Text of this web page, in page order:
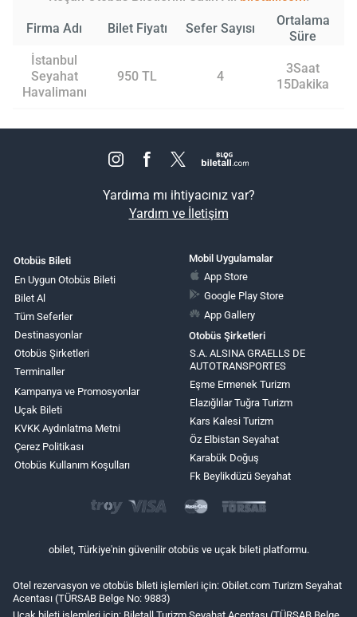
Firma Adı Bilet Fiyatı Sefer Sayısı
Ortalama
Süre
İstanbul
Seyahat
Havalimanı
950 TL 4
3Saat
15Dakika
Yardıma mı ihtiyacınız var?
Yardım ve İletişim
Otobüs Bileti
En Uygun Otobüs Bileti
Bilet Al
Tüm Seferler
Destinasyonlar
Otobüs Şirketleri
Terminaller
Kampanya ve Promosyonlar
Uçak Bileti
KVKK Aydınlatma Metni
Çerez Politikası
Otobüs Kullanım Koşulları
Mobil Uygulamalar
App Store
Google Play Store
App Gallery
Otobüs Şirketleri
S.A. ALSINA GRAELLS DE
AUTOTRANSPORTES
Eşme Ermenek Turizm
Elazığlılar Tuğra Turizm
Kars Kalesi Turizm
Öz Elbistan Seyahat
Karabük Doğuş
Fk Beylikdüzü Seyahat
obilet, Türkiye'nin güvenilir otobüs ve uçak bileti platformu.
Otel rezervasyon ve otobüs bileti işlemleri için: Obilet.com Turizm Seyahat
Acentası (TÜRSAB Belge No: 9883)